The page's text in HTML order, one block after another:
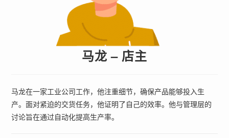
马龙 – 店主
马龙在一家工业公司工作，他注重细节，确保产品能够投入生
产。面对紧迫的交货任务，他证明了自己的效率。他与管理层的
讨论旨在通过自动化提高生产率。